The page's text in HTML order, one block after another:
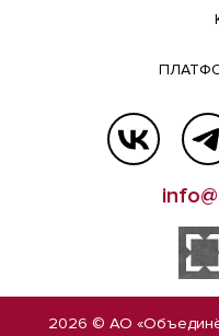
2026 © АО